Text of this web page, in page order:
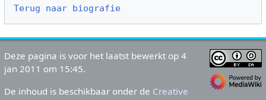
Terug naar biografie
Deze pagina is voor het laatst bewerkt op 4
jan 2011 om 15:45.
De inhoud is beschikbaar onder de Creative